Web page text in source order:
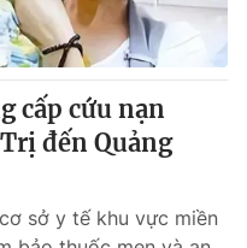
cấp cứu nạn
đến Quảng
sở y tế khu vực miền